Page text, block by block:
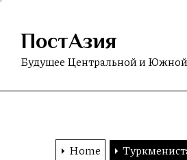
Skip
content
ПостАзия
Будущее Центральной и
Home